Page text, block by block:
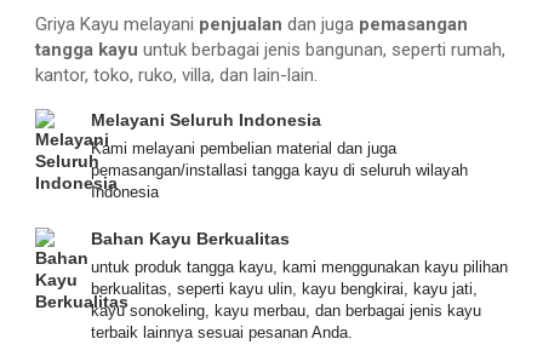
Griya Kayu melayani penjualan dan juga pemasangan
tangga kayu untuk berbagai jenis bangunan, seperti rumah,
kantor, toko, ruko, villa, dan lain-lain.
Melayani Seluruh Indonesia
Kami melayani pembelian material dan juga
pemasangan/installasi tangga kayu di seluruh wilayah
Indonesia
Bahan Kayu Berkualitas
untuk produk tangga kayu, kami menggunakan kayu pilihan
berkualitas, seperti kayu ulin, kayu bengkirai, kayu jati,
kayu sonokeling, kayu merbau, dan berbagai jenis kayu
terbaik lainnya sesuai pesanan Anda.